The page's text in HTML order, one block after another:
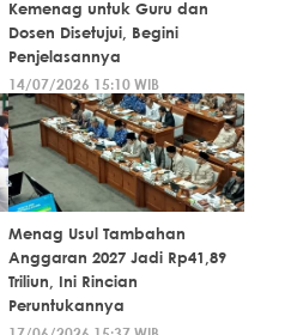
Kemenag untuk Guru dan
Dosen Disetujui, Begini
Penjelasannya
14/07/2026 15:10 WIB
Menag Usul Tambahan
Anggaran 2027 Jadi Rp41,89
Triliun, Ini Rincian
Peruntukannya